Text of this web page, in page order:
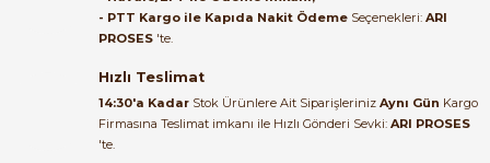
alakası için teşekkür ederim
22/06/2026
36.007,11 TL
- PTT Kargo ile Kapıda Nakit Ödeme Seçenekleri: ARI
PROSES 'te.
Hızlı Teslimat
14:30'a Kadar Stok Ürünlere Ait Siparişleriniz Aynı Gün Kargo
Firmasına Teslimat imkanı ile Hızlı Gönderi Sevki: ARI PROSES
'te.